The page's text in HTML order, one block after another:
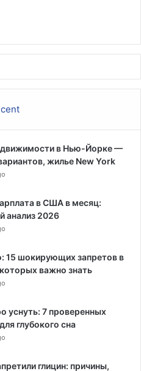
в Нью-Йорке —
жилье New York
в США в месяц:
анализ 2026
15 шокирующих запретов в
важно знать
уснуть: 7 проверенных
глубокого сна
глицин: причины,